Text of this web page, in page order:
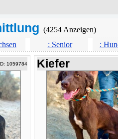
(4254 Anzeigen)
: Senior :
1059784 Kiefer